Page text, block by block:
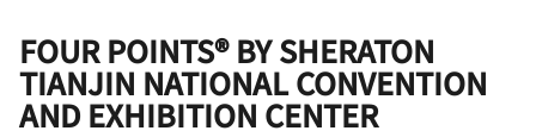
FOUR POINTS® BY SHERATON
TIANJIN NATIONAL CONVENTION
AND EXHIBITION CENTER